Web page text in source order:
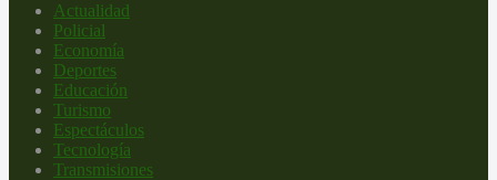
Actualidad
Policial
Economía
Deportes
Educación
Turismo
Espectáculos
Tecnología
Transmisiones